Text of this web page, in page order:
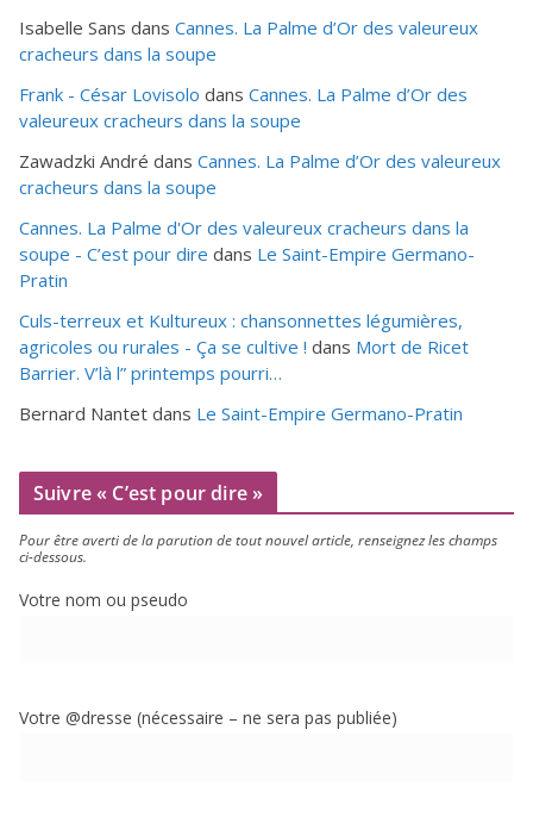
Isabelle Sans dans Cannes. La Palme d’Or des valeureux
cracheurs dans la soupe
Frank - César Lovisolo dans Cannes. La Palme d’Or des
valeureux cracheurs dans la soupe
Zawadzki André dans Cannes. La Palme d’Or des valeureux
cracheurs dans la soupe
Cannes. La Palme d'Or des valeureux cracheurs dans la
soupe - C’est pour dire dans Le Saint-Empire Germano-
Pratin
Culs-terreux et Kultureux : chansonnettes légumières,
agricoles ou rurales - Ça se cultive ! dans Mort de Ricet
Barrier. V’là l” printemps pourri…
Bernard Nantet dans Le Saint-Empire Germano-Pratin
Suivre « C’est pour dire »
Pour être aver­ti de la paru­tion de tout nou­vel article, ren­sei­gnez les champs
ci-dessous.
Votre nom ou pseudo
Votre @dresse (néces­saire – ne sera pas publiée)